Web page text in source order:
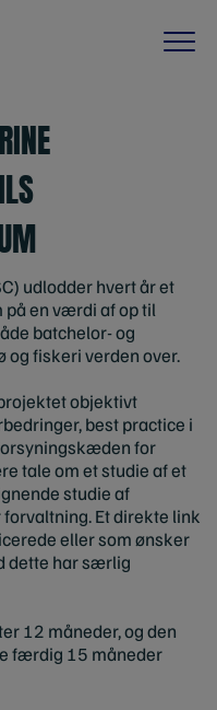
udlodder hvert år et
på en værdi af op til
batchelor- og
og fiskeri verden over.
objektivt
best practice i
for
tale om et studie af et
studie af
Et direkte link
eller som ønsker
dette har særlig
12 måneder, og den
færdig 15 måneder